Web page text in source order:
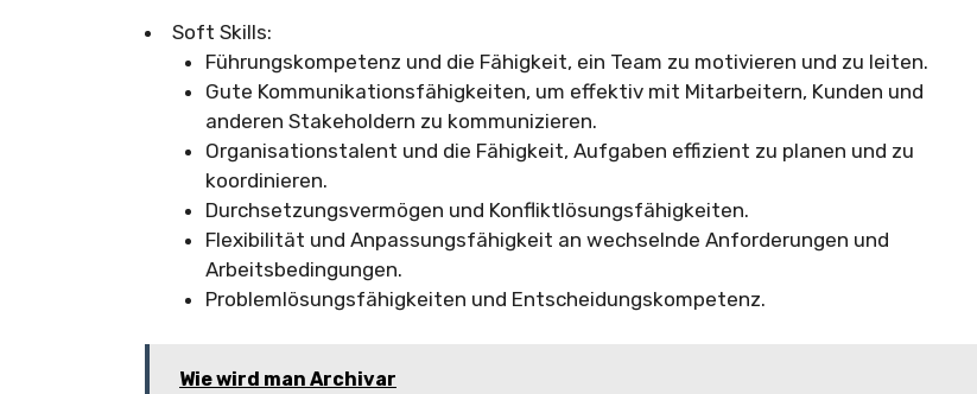
Soft Skills:
Führungskompetenz und die Fähigkeit, ein Team zu motivieren und zu leiten.
Gute Kommunikationsfähigkeiten, um effektiv mit Mitarbeitern, Kunden und
anderen Stakeholdern zu kommunizieren.
Organisationstalent und die Fähigkeit, Aufgaben effizient zu planen und zu
koordinieren.
Durchsetzungsvermögen und Konfliktlösungsfähigkeiten.
Flexibilität und Anpassungsfähigkeit an wechselnde Anforderungen und
Arbeitsbedingungen.
Problemlösungsfähigkeiten und Entscheidungskompetenz.
Wie wird man Archivar